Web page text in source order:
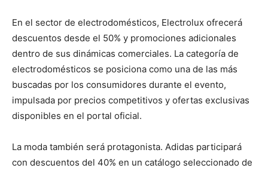
En el sector de electrodomésticos, Electrolux ofrecerá
descuentos desde el 50% y promociones adicionales
dentro de sus dinámicas comerciales. La categoría de
electrodomésticos se posiciona como una de las más
buscadas por los consumidores durante el evento,
impulsada por precios competitivos y ofertas exclusivas
disponibles en el portal oficial.
La moda también será protagonista. Adidas participará
con descuentos del 40% en un catálogo seleccionado de